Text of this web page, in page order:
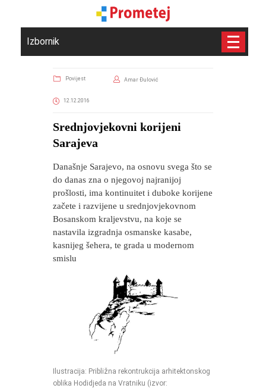
Izbornik
Povijest Amar Đulović
12.12.2016
Srednjovjekovni korijeni
Sarajeva
Današnje Sarajevo, na osnovu svega što se
do danas zna o njegovoj najranijoj
prošlosti, ima kontinuitet i duboke korijene
začete i razvijene u srednjovjekovnom
Bosanskom kraljevstvu, na koje se
nastavila izgradnja osmanske kasabe,
kasnijeg šehera, te grada u modernom
smislu
Ilustracija: Približna rekontrukcija arhitektonskog
oblika Hodidjeda na Vratniku (izvor: